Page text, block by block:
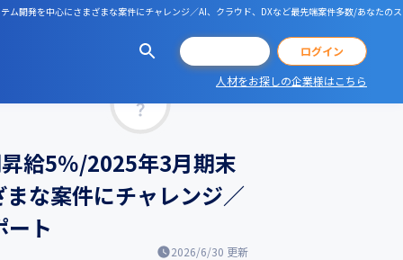
開発を中心にさまざまな案件にチャレンジ／AI、クラウド、DXなど最先端案件多数/あなたの
ログイン
人材をお探しの企業様はこちら
給5％/2025年3月期末
な案件にチャレンジ／
ート
2026/6/30 更新